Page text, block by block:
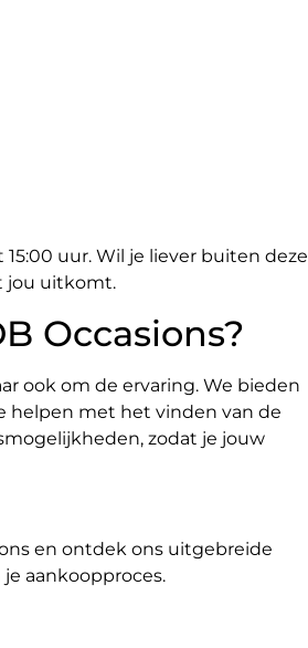
uur. Wil je liever buiten deze
jou uitkomt.
Occasions?
ook om de ervaring. We bieden
helpen met het vinden van de
zodat je jouw
en ontdek ons uitgebreide
aankoopproces.